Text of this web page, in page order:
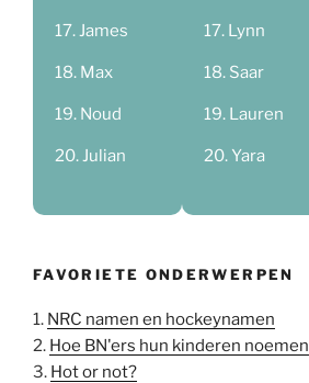
James
Max
Noud
Julian
Lynn
Saar
Lauren
Yara
FAVORIETE ONDERWERPEN
1. NRC namen en hockeynamen
2. Hoe BN'ers hun kinderen noemen
3. Hot or not?